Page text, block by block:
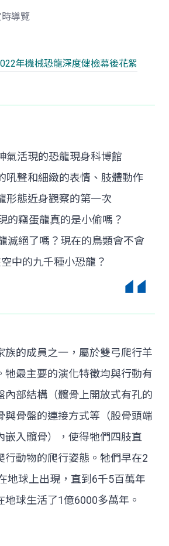
導覽
年機械恐龍深度健檢幕後花絮
氣活現的恐龍現身科博館
吼聲和細緻的表情、肢體動作
形態近身觀察的第一次
的竊蛋龍真的是小偷嗎？
滅絕了嗎？現在的鳥類會不會
中的九千種小恐龍？
族的成員之一，屬於雙弓爬行羊
牠最主要的演化特徵均與行動有
內部結構（髖骨上開放式有孔的
與骨盤的連接方式等（股骨頭端
嵌入髖骨），使得牠們四肢直
行動物的爬行姿態。牠們早在2
地球上出現，直到6千5百萬年
地球生活了1億6000多萬年。